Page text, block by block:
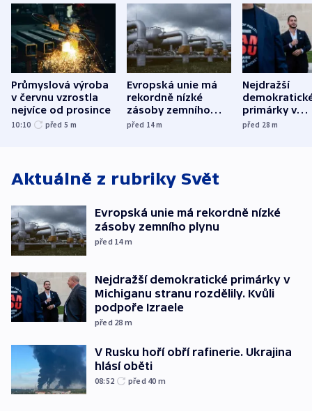
Průmyslová výroba
v červnu vzrostla
nejvíce od prosince
10:10 před 5 m
Evropská unie má
rekordně nízké
zásoby zemního
plynu
před 14m
Nejdražší
primárky v
Michiganu
před 28m
Aktuálně z rubriky Svět
Evropská unie má rekordně nízké
zásoby zemního plynu
před 14m
Nejdražší demokratické primárky v
Michiganu stranu rozdělily. Kvůli
podpoře Izraele
před 28 m
V Rusku hoří obří rafinerie. Ukrajina
hlásí oběti
08:52 před 40 m